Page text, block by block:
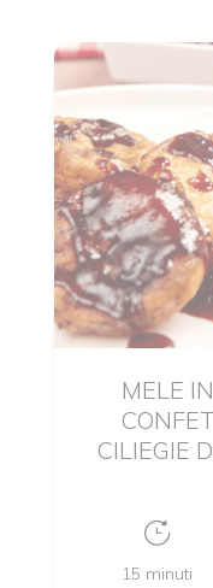
MELE
CILIEGIE
15 minuti